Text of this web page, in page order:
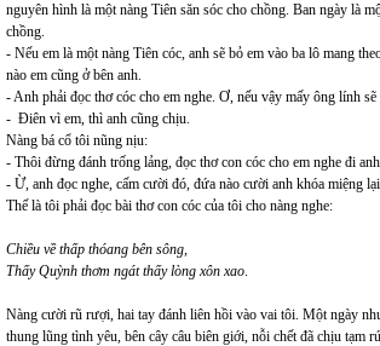
nguyên hình là một nàng Tiên săn sóc cho chồng. Ban ngày là
chồng.
- Nếu em là một nàng Tiên cóc, anh sẽ bỏ em vào ba lô mang
nào em cũng ở bên anh.
- Anh phải đọc thơ cóc cho em nghe. Ơ, nếu vậy mấy ông lính
- Điên vì em, thì anh cũng chịu.
Nàng bá cổ tôi nũng nịu:
- Thôi đừng đánh trống lảng, đọc thơ con cóc cho em nghe đi anh.
- Ừ, anh đọc nghe, cấm cười đó, đứa nào cười anh khóa miệng
Thế là tôi phải đọc bài thơ con cóc của tôi cho nàng nghe:
Chiều về thấp thóang bên sông,
Thấy Quỳnh thơm ngát thấy lòng xôn xao
Nàng cười rũ rượi, hai tay đánh liên hồi vào vai tôi. Một ngày
thung lũng tình yêu, bên cây câu biên giới, nỗi chết đã chịu tạm